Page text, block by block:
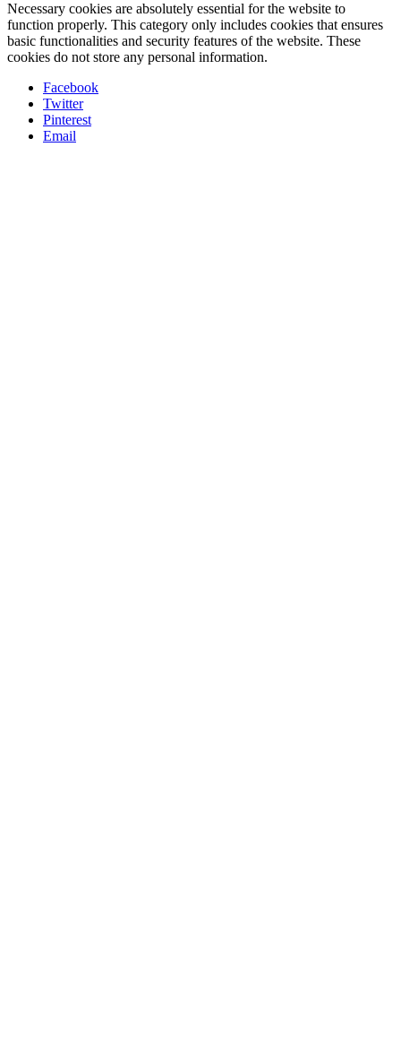
Necessary cookies are absolutely essential for the website to
function properly. This category only includes cookies that ensures
basic functionalities and security features of the website. These
cookies do not store any personal information.
Facebook
Twitter
Pinterest
Email